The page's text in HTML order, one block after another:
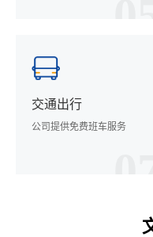
交通出行
公司提供免费班车服务